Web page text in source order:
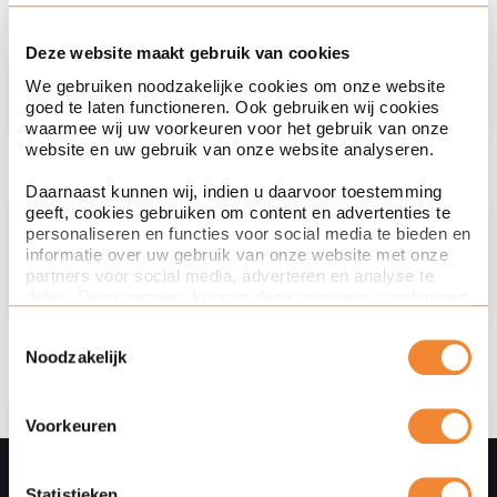
Deze website maakt gebruik van cookies
We gebruiken noodzakelijke cookies om onze website
goed te laten functioneren. Ook gebruiken wij cookies
waarmee wij uw voorkeuren voor het gebruik van onze
website en uw gebruik van onze website analyseren.
Daarnaast kunnen wij, indien u daarvoor toestemming
geeft, cookies gebruiken om content en advertenties te
personaliseren en functies voor social media te bieden en
informatie over uw gebruik van onze website met onze
partners voor social media, adverteren en analyse te
ze hebben verzameld op basis van uw gebruik van hun
services. Met de schuifknoppen in deze cookiebanner
kunt u aangeven of u bezwaar heeft tegen de inzet van
van bepaalde cookies. Toestemming kunt u altijd weer
Via de knop Details tonen hieronder leest u meer over het
Noodzakelijk
Voorkeuren
Waste lawMiriam
Simman
Attorney at law
Tim
Vlug
Ask a question